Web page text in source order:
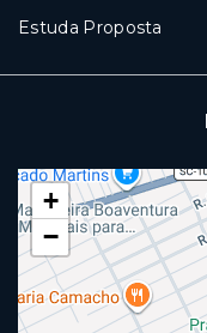
Estuda Proposta
+
−